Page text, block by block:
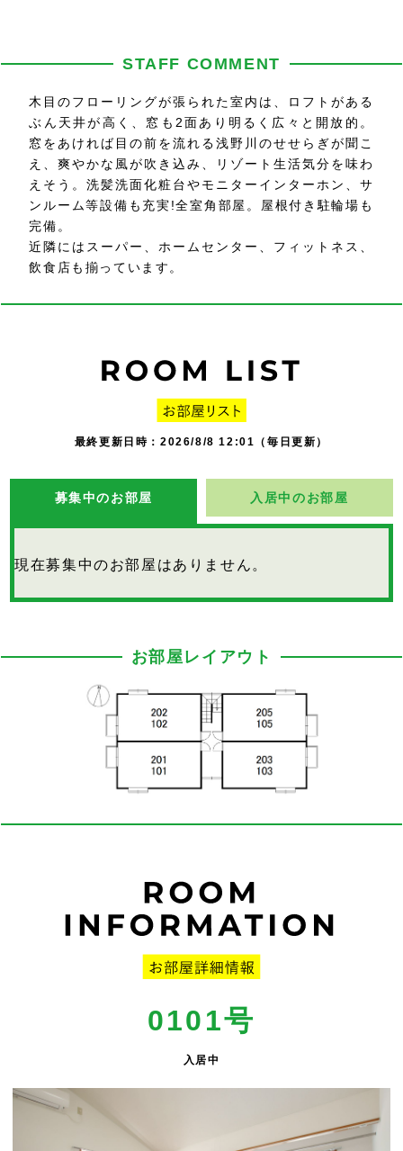
STAFF COMMENT
木目のフローリングが張られた室内は、ロフトがある
ぶん天井が高く、窓も2面あり明るく広々と開放的。
窓をあければ目の前を流れる浅野川のせせらぎが聞こ
え、爽やかな風が吹き込み、リゾート生活気分を味わ
えそう。洗髪洗面化粧台やモニターインターホン、サ
ンルーム等設備も充実!全室角部屋。屋根付き駐輪場も
完備。
近隣にはスーパー、ホームセンター、フィットネス、
飲食店も揃っています。
最終更新日時：2026/8/8 12:01（毎日更新）
募集中のお部屋 入居中のお部屋
現在募集中のお部屋はありません。
お部屋レイアウト
0101号
入居中